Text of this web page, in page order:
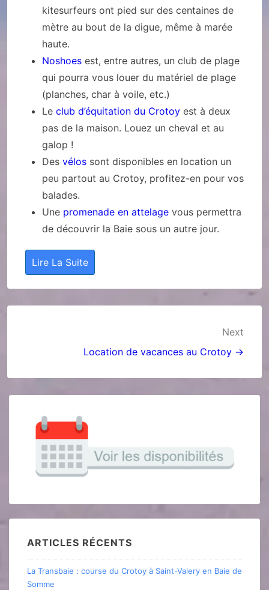
kitesurfeurs ont pied sur des centaines de
mètre au bout de la digue, même à marée
haute.
Noshoes est, entre autres, un club de plage
qui pourra vous louer du matériel de plage
(planches, char à voile, etc.)
Le club d’équitation du Crotoy est à deux
pas de la maison. Louez un cheval et au
galop !
Des vélos sont disponibles en location un
peu partout au Crotoy, profitez-en pour vos
balades.
Une promenade en attelage vous permettra
de découvrir la Baie sous un autre jour.
Lire La Suite
l’article
Next
Location de vacances au Crotoy →
ARTICLES RÉCENTS
La Transbaie : course du Crotoy à Saint-Valery en Baie de
Somme